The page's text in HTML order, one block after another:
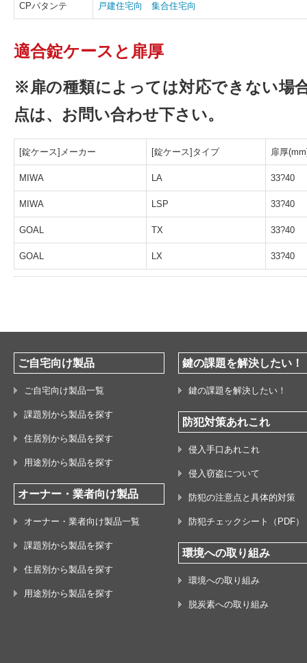
CPパタンテ 戸建住宅向 集合住宅向
適合錠ケースと扉厚
※扉の種類によっては対応できない場
点は、お問い合わせ下さい。
[錠ケース]メーカー [錠ケース]タイプ 扉厚
MIWA LA 33?40
MIWA LSP 33?40
GOAL TX 33?40
GOAL LX 33?40
ご自宅向け製品
ご自宅向け製品一覧
課題別から製品を探す
住居別から製品を探す
用途別から製品を探す
オーナー・業者向け製品
オーナー・業者向け製品一覧
課題別から製品を探す
住居別から製品を探す
用途別から製品を探す
鍵の課題を解決したい！
鍵の課題を解決したい！
防犯対策あれこれ
侵入手口あれこれ
侵入窃盗について
防犯の注意点と具体的対策
防犯チェックシート（PDF）
環境への取り組み
環境への取り組み
脱炭素への取り組み